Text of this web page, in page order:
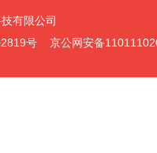
有限公司
号 京公网安备